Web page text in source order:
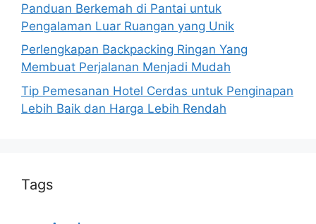
Panduan Berkemah di Pantai untuk
Pengalaman Luar Ruangan yang Unik
Perlengkapan Backpacking Ringan Yang
Membuat Perjalanan Menjadi Mudah
Tip Pemesanan Hotel Cerdas untuk Penginapan
Lebih Baik dan Harga Lebih Rendah
Tags